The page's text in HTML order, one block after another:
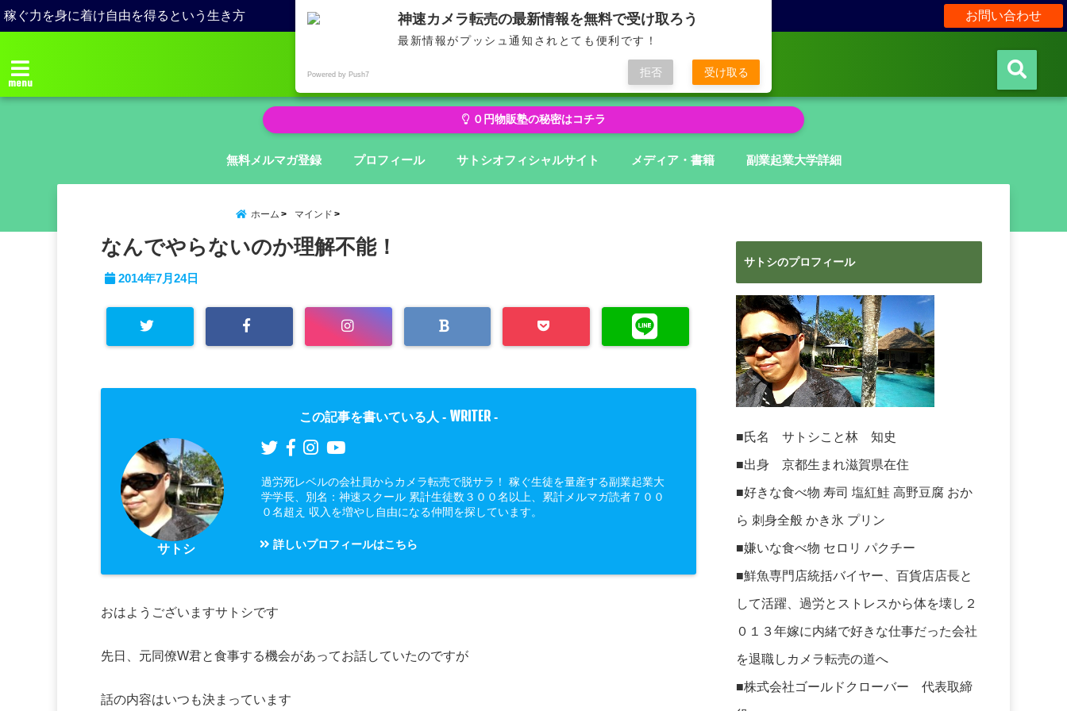
稼ぐ力を身に着け自由を得るという生き方 お問い合わせ
せどり・転売から物販にステージアップ
menu 無在庫から億を狙う０円物販
０円物販塾の秘密はコチラ
無料メルマガ登録 プロフィール サトシオフィシャルサイト メディア・書籍 副業起業大学詳細
ホーム マインド
なんでやらないのか理解不能！
2014年7月24日
この記事を書いている人 - WRITER -
サトシ
過労死レベルの会社員からカメラ転売で脱サラ！ 稼ぐ生徒を量産する副業起業大
学学長、別名：神速スクール 累計生徒数３００名以上、累計メルマガ読者７００
０名超え 収入を増やし自由になる仲間を探しています。
詳しいプロフィールはこちら
おはようございますサトシです
先日、元同僚W君と食事する機会があってお話していたのですが
話の内容はいつも決まっています
サトシのプロフィール
■氏名 サトシこと林 知史
■出身 京都生まれ滋賀県在住
■好きな食べ物 寿司 塩紅鮭 高野豆腐 おか
ら 刺身全般 かき氷 プリン
■嫌いな食べ物 セロリ パクチー
■鮮魚専門店統括バイヤー、百貨店店長と
して活躍、過労とストレスから体を壊し２
０１３年嫁に内緒で好きな仕事だった会社
を退職しカメラ転売の道へ
■株式会社ゴールドクローバー 代表取締
神速カメラ転売の最新情報を無料で受け取ろう
最新情報がプッシュ通知されとても便利です！
Powered by Push7 拒否 受け取る